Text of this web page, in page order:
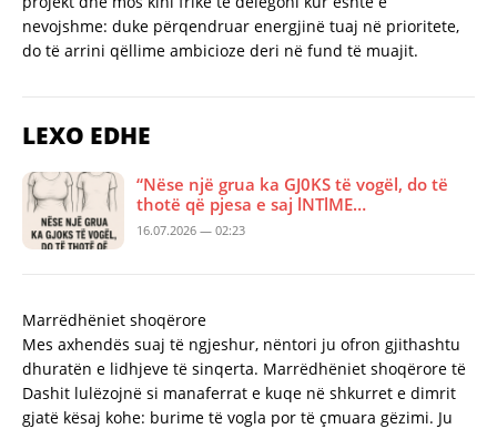
nevojshme: duke përqendruar energjinë tuaj në prioritete,
do të arrini qëllime ambicioze deri në fund të muajit.
LEXO EDHE
“Nëse një grua ka GJ0KS të vogël, do të
thotë që pjesa e saj lNTlME…
16.07.2026 — 02:23
Marrëdhëniet shoqërore
Mes axhendës suaj të ngjeshur, nëntori ju ofron gjithashtu
dhuratën e lidhjeve të sinqerta. Marrëdhëniet shoqërore të
Dashit lulëzojnë si manaferrat e kuqe në shkurret e dimrit
gjatë kësaj kohe: burime të vogla por të çmuara gëzimi. Ju